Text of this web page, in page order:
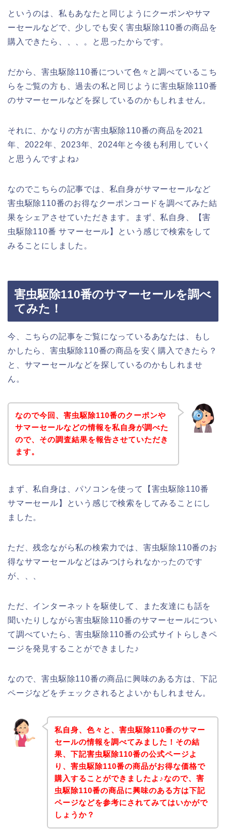
というのは、私もあなたと同じようにクーポンやサマ
ーセールなどで、少しでも安く害虫駆除110番の商品を
購入できたら、、、。と思ったからです。
だから、害虫駆除110番について色々と調べているこち
らをご覧の方も、過去の私と同じように害虫駆除110番
のサマーセールなどを探しているのかもしれません。
それに、かなりの方が害虫駆除110番の商品を2021
年、2022年、2023年、2024年と今後も利用していく
と思うんですよね♪
なのでこちらの記事では、私自身がサマーセールなど
害虫駆除110番のお得なクーポンコードを調べてみた結
果をシェアさせていただきます。まず、私自身、【害
虫駆除110番 サマーセール】という感じで検索をして
みることにしました。
害虫駆除110番のサマーセールを調べ
てみた！
今、こちらの記事をご覧になっているあなたは、もし
かしたら、害虫駆除110番の商品を安く購入できたら？
と、サマーセールなどを探しているのかもしれませ
ん。
なので今回、害虫駆除110番のクーポンや
サマーセールなどの情報を私自身が調べた
ので、その調査結果を報告させていただき
ます。
まず、私自身は、パソコンを使って【害虫駆除110番
サマーセール】という感じで検索をしてみることにし
ました。
ただ、残念ながら私の検索力では、害虫駆除110番のお
得なサマーセールなどはみつけられなかったのです
が、、、
ただ、インターネットを駆使して、また友達にも話を
聞いたりしながら害虫駆除110番のサマーセールについ
て調べていたら、害虫駆除110番の公式サイトらしきペ
ージを発見することができました♪
なので、害虫駆除110番の商品に興味のある方は、下記
ページなどをチェックされるとよいかもしれません。
私自身、色々と、害虫駆除110番のサマー
セールの情報を調べてみました！その結
果、下記害虫駆除110番の公式ページよ
り、害虫駆除110番の商品がお得な価格で
購入することができましたよ♪なので、害
虫駆除110番の商品に興味のある方は下記
ページなどを参考にされてみてはいかがで
しょうか？